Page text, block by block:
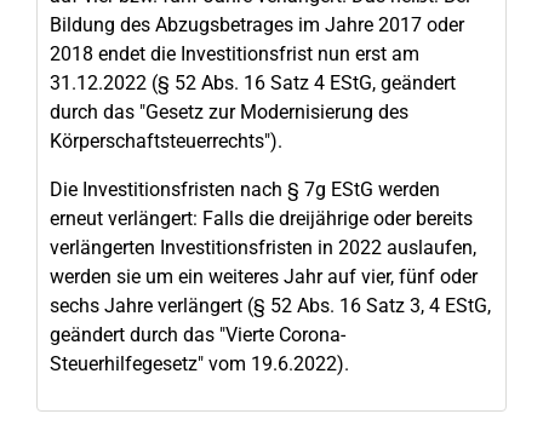
Bildung des Abzugsbetrages im Jahre 2017 oder
2018 endet die Investitionsfrist nun erst am
31.12.2022 (§ 52 Abs. 16 Satz 4 EStG, geändert
durch das "Gesetz zur Modernisierung des
Körperschaftsteuerrechts").
Die Investitionsfristen nach § 7g EStG werden
erneut verlängert: Falls die dreijährige oder bereits
verlängerten Investitionsfristen in 2022 auslaufen,
werden sie um ein weiteres Jahr auf vier, fünf oder
sechs Jahre verlängert (§ 52 Abs. 16 Satz 3, 4 EStG,
geändert durch das "Vierte Corona-
Steuerhilfegesetz" vom 19.6.2022).